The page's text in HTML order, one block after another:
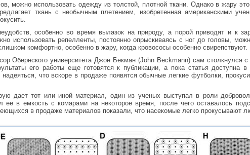
можно использовать одежду из толстой, плотной ткани. Однако в жару
ткань с необычным плетением, изобретенная американскими
особенно во время вылазок на природу, а порой приводят и к
использовать репелленты, постоянно опрыскиваясь с ног до головы,
комфортно, особенно в жару, когда кровососы особенно свирепствуют.
Обернского университета Джон Бекман (John Beckmann) сам столкнулся с
его работы еще готовятся к публикации, а пока статья доступна в
что вскоре в продаже появятся обычные легкие футболки,
дает тот или иной материал, один из ученых выступал в роли
в емкость с комарами на некоторое время, после чего оставалось
в продаже материалов показали, что насекомые легко прокусывают